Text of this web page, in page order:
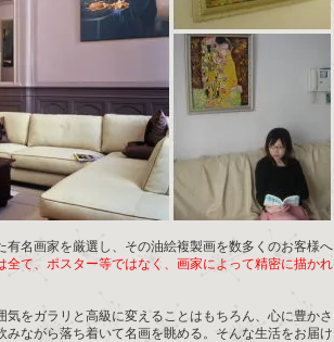
有名画家を厳選し、その油絵複製画を数多くのお客様へ
全て、ポスター等ではなく、画家によって精密に描かれ
をガラリと高級に変えることはもちろん、心に豊かさ
みながら落ち着いて名画を眺める。そんな生活をお届け